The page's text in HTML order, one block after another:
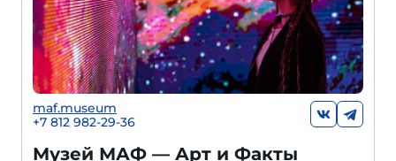
maf.museum
+7 812 982-29-36
Музей МАФ — Арт и Факты